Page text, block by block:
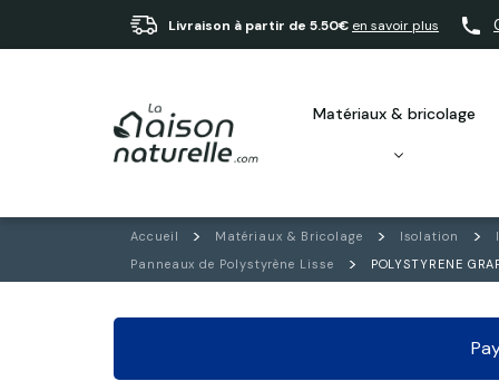
Livraison à partir de 5.50€ en savoir plus
matériaux & bricolage
Accueil Matériaux & Bricolage Isolation
Panneaux de Polystyrène Lisse
POLYSTYRENE